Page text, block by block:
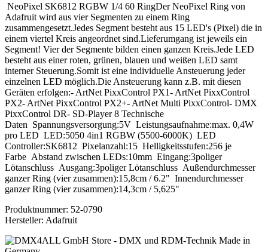
NeoPixel SK6812 RGBW 1/4 60 RingDer NeoPixel Ring von
Adafruit wird aus vier Segmenten zu einem Ring
zusammengesetzt.Jedes Segment besteht aus 15 LED's (Pixel) die in
einem viertel Kreis angeordnet sind.Lieferumgang ist jeweils ein
Segment! Vier der Segmente bilden einen ganzen Kreis.Jede LED
besteht aus einer roten, grünen, blauen und weißen LED samt
interner Steuerung.Somit ist eine individuelle Ansteuerung jeder
einzelnen LED möglich.Die Ansteuerung kann z.B. mit diesen
Geräten erfolgen:- ArtNet PixxControl PX1- ArtNet PixxControl
PX2- ArtNet PixxControl PX2+- ArtNet Multi PixxControl- DMX
PixxControl DR- SD-Player 8 Technische
Daten Spannungsversorgung:5V Leistungsaufnahme:max. 0,4W
pro LED LED:5050 4in1 RGBW (5500-6000K) LED
Controller:SK6812 Pixelanzahl:15 Helligkeitsstufen:256 je
Farbe Abstand zwischen LEDs:10mm Eingang:3poliger
Lötanschluss Ausgang:3poliger Lötanschluss Außendurchmesser
ganzer Ring (vier zusammen):15,8cm / 6.2" Innendurchmesser
ganzer Ring (vier zusammen):14,3cm / 5,625"
Produktnummer: 52-0790
Hersteller: Adafruit